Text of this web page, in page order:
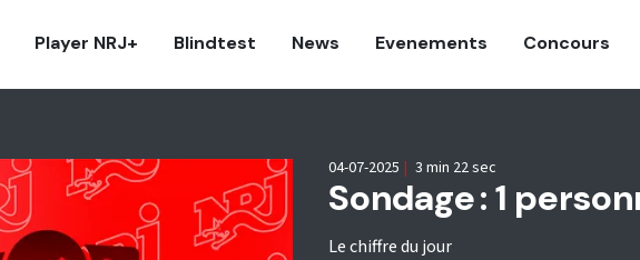
Player NRJ+ Blindtest News Evenements Concours
Sondage : 1
Le chiffre du jour
04-07-2025 | 3 min 22 sec